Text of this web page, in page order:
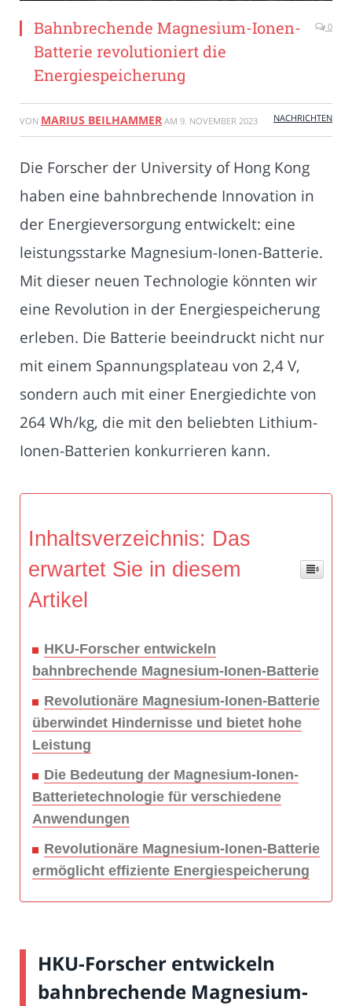
Bahnbrechende Magnesium-Ionen-
Batterie revolutioniert die
Energiespeicherung
0
VON MARIUS BEILHAMMER AM 9. NOVEMBER 2023 NACHRICHTEN
Die Forscher der University of Hong Kong
haben eine bahnbrechende Innovation in
der Energieversorgung entwickelt: eine
leistungsstarke Magnesium-Ionen-Batterie.
Mit dieser neuen Technologie könnten wir
eine Revolution in der Energiespeicherung
erleben. Die Batterie beeindruckt nicht nur
mit einem Spannungsplateau von 2,4 V,
sondern auch mit einer Energiedichte von
264 Wh/kg, die mit den beliebten Lithium-
Ionen-Batterien konkurrieren kann.
Inhaltsverzeichnis: Das
erwartet Sie in diesem
Artikel
HKU-Forscher entwickeln
bahnbrechende Magnesium-Ionen-Batterie
Revolutionäre Magnesium-Ionen-Batterie
überwindet Hindernisse und bietet hohe
Leistung
Die Bedeutung der Magnesium-Ionen-
Batterietechnologie für verschiedene
Anwendungen
Revolutionäre Magnesium-Ionen-Batterie
ermöglicht effiziente Energiespeicherung
HKU-Forscher entwickeln
bahnbrechende Magnesium-